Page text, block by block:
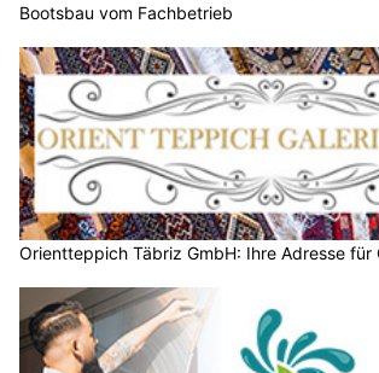
Bootsbau vom Fachbetrieb
Orientteppich Täbriz GmbH: Ihre Adresse